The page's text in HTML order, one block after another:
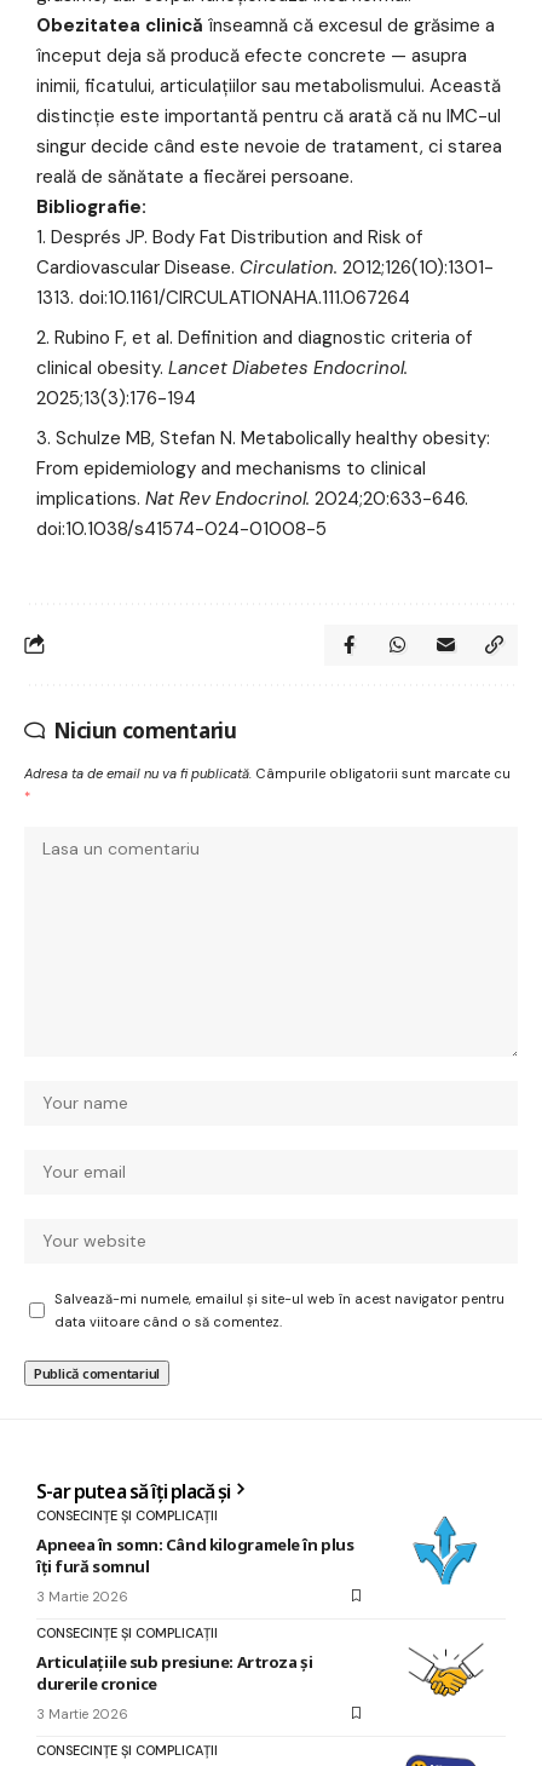
Obezitatea clinică înseamnă că excesul de grăsime a
început deja să producă efecte concrete — asupra
inimii, ficatului, articulațiilor sau metabolismului. Această
distincție este importantă pentru că arată că nu IMC-ul
singur decide când este nevoie de tratament, ci starea
reală de sănătate a fiecărei persoane.
Bibliografie:
Després JP. Body Fat Distribution and Risk of
Cardiovascular Disease. Circulation. 2012;126(10):1301-
1313. doi:10.1161/CIRCULATIONAHA.111.067264
Rubino F, et al. Definition and diagnostic criteria of
clinical obesity. Lancet Diabetes Endocrinol.
2025;13(3):176-194
Schulze MB, Stefan N. Metabolically healthy obesity:
From epidemiology and mechanisms to clinical
implications. Nat Rev Endocrinol. 2024;20:633-646.
doi:10.1038/s41574-024-01008-5
Niciun comentariu
Adresa ta de email nu va fi publicată. Câmpurile obligatorii sunt marcate cu
*
Salvează-mi numele, emailul și site-ul web în acest navigator pentru
data viitoare când o să comentez.
S-ar putea să îți placă și
CONSECINȚE ȘI COMPLICAȚII
Apneea în somn: Când kilogramele în plus
îți fură somnul
3 Martie 2026
CONSECINȚE ȘI COMPLICAȚII
Articulațiile sub presiune: Artroza și
durerile cronice
3 Martie 2026
CONSECINȚE ȘI COMPLICAȚII